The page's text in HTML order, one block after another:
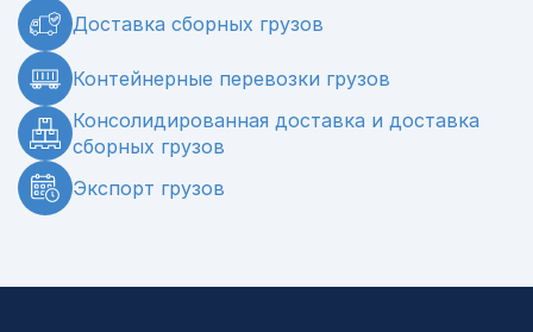
Доставка сборных грузов
Контейнерные перевозки грузов
Консолидированная доставка и доставка
сборных грузов
Экспорт грузов